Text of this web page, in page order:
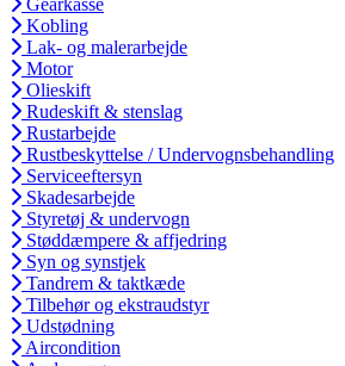
Kobling
Lak- og malerarbejde
Motor
Olieskift
Rudeskift & stenslag
Rustarbejde
Rustbeskyttelse / Undervognsbehandling
Serviceeftersyn
Skadesarbejde
Styretøj & undervogn
Støddæmpere & affjedring
Syn og synstjek
Tandrem & taktkæde
Tilbehør og ekstraudstyr
Udstødning
Aircondition